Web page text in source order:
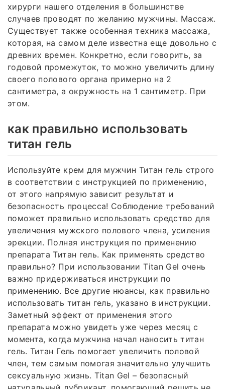
хирурги нашего отделения в большинстве
случаев проводят по желанию мужчины. Массаж.
Существует также особенная техника массажа,
которая, на самом деле известна еще довольно с
древних времен. Конкретно, если говорить, за
годовой промежуток, то можно увеличить длину
своего полового органа примерно на 2
сантиметра, а окружность на 1 сантиметр. При
этом.
как правильно использовать
титан гель
Используйте крем для мужчин Титан гель строго
в соответствии с инструкцией по применению,
от этого напрямую зависит результат и
безопасность процесса! Соблюдение требований
поможет правильно использовать средство для
увеличения мужского полового члена, усиления
эрекции. Полная инструкция по применению
препарата Титан гель. Как применять средство
правильно? При использовании Titan Gel очень
важно придерживаться инструкции по
применению. Все другие нюансы, как правильно
использовать титан гель, указано в инструкции.
Заметный эффект от применения этого
препарата можно увидеть уже через месяц с
момента, когда мужчина начал наносить титан
гель. Титан Гель помогает увеличить половой
член, тем самым помогая значительно улучшить
сексуальную жизнь. Titan Gel – безопасный